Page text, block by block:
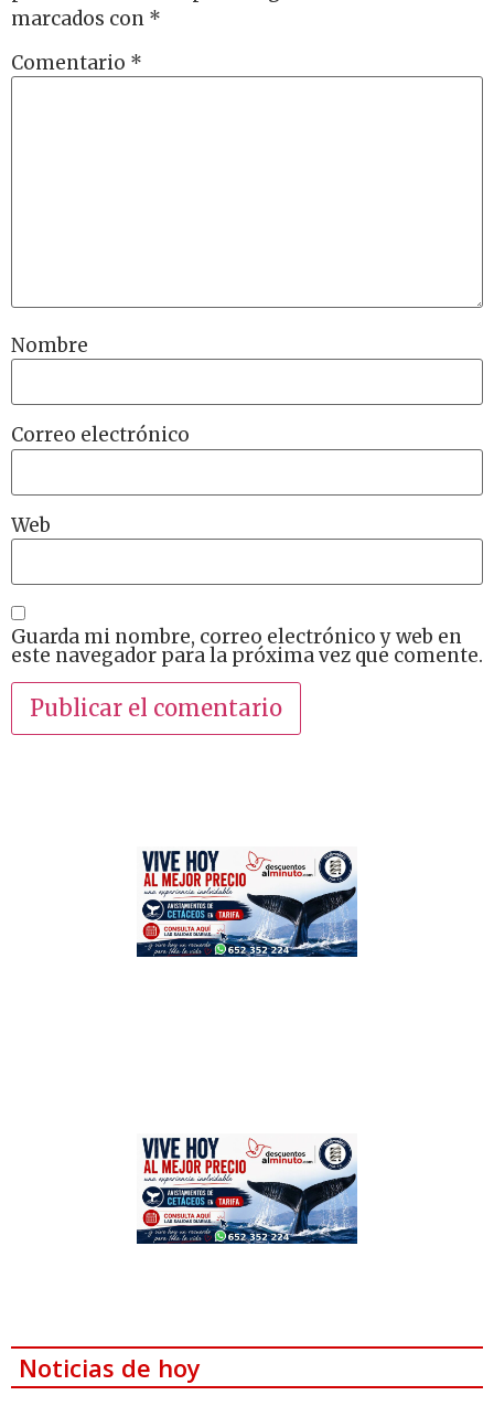
marcados con *
Comentario *
Nombre
Correo electrónico
Web
Guarda mi nombre, correo electrónico y web en
este navegador para la próxima vez que comente.
Noticias de hoy